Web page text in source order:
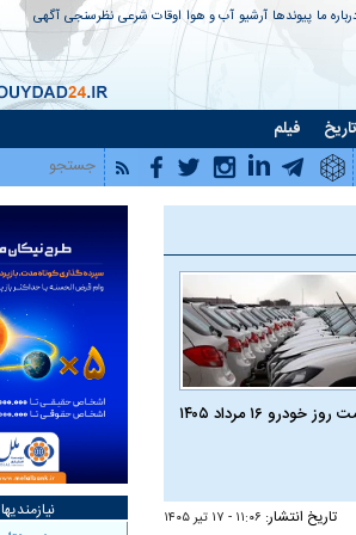
ما پیوندها آرشیو آب و هوا اوقات شرعی نظرسنجی آگهی
تاریخ فیلم
خودرو ۱۶ مرداد ۱۴۰۵
تاریخ انتشار: ۱۱:۰۶ - ۱۷ تير ۱۴۰۵ نیازمندیها